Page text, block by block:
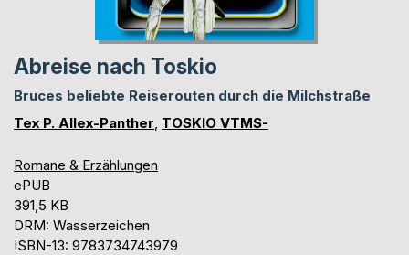
Abreise nach Toskio
Bruces beliebte Reiserouten durch die Milchstraße
Tex P. Allex-Panther TOSKIO VTMS-
Romane & Erzählungen
ePUB
391,5 KB
DRM: Wasserzeichen
ISBN-13: 9783734743979